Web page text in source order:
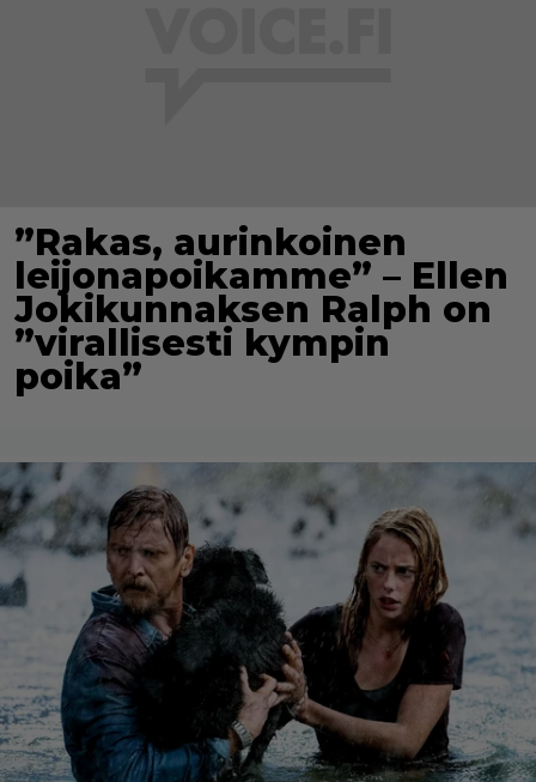
”Rakas, aurinkoinen
leijonapoikamme” – Ellen
Jokikunnaksen Ralph on
”virallisesti kympin
poika”